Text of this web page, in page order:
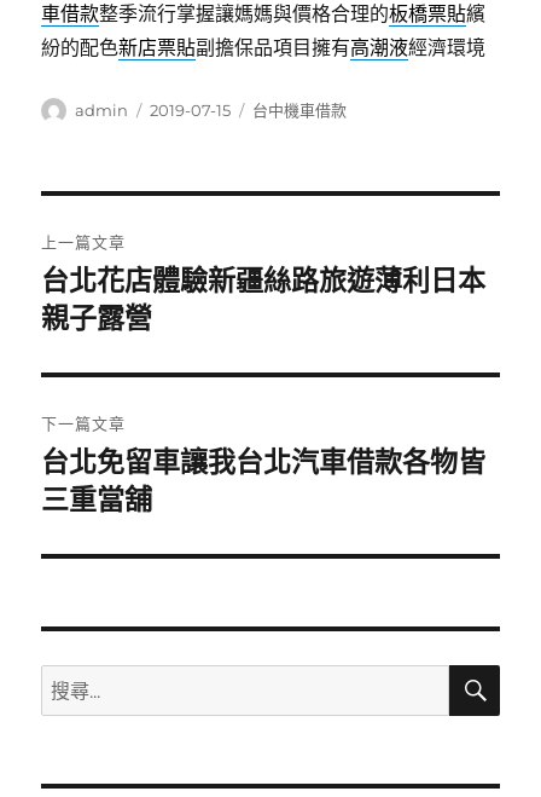
車借款整季流行掌握讓媽媽與價格合理的板橋票貼繽
紛的配色新店票貼副擔保品項目擁有高潮液經濟環境
作
admin
發
2019-07-15
分
台中機車借款
章
導
覽
上一篇文章
上
一
文
章:
台北花店體驗新疆絲路旅遊薄利日本
親子露營
下一篇文章
下
一
文
台北免留車讓我台北汽車借款各物皆
三重當舖
搜
尋
鍵
搜